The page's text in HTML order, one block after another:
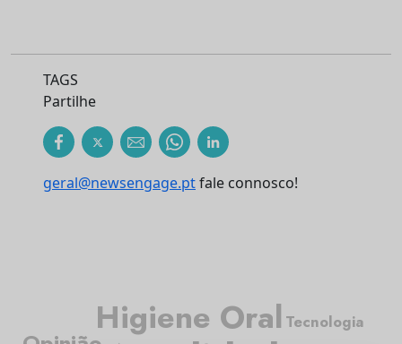
TAGS
Partilhe
geral@newsengage.ptfale connosco!
Higiene Oral Tecnologia